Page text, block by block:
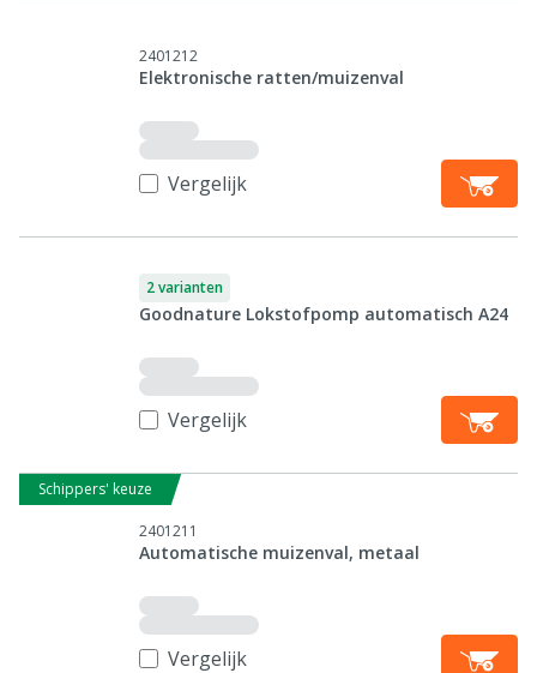
2401212
Elektronische ratten/muizenval
Vergelijk
2 varianten
Goodnature Lokstofpomp automatisch A24
Vergelijk
Schippers' keuze
2401211
Automatische muizenval, metaal
Vergelijk